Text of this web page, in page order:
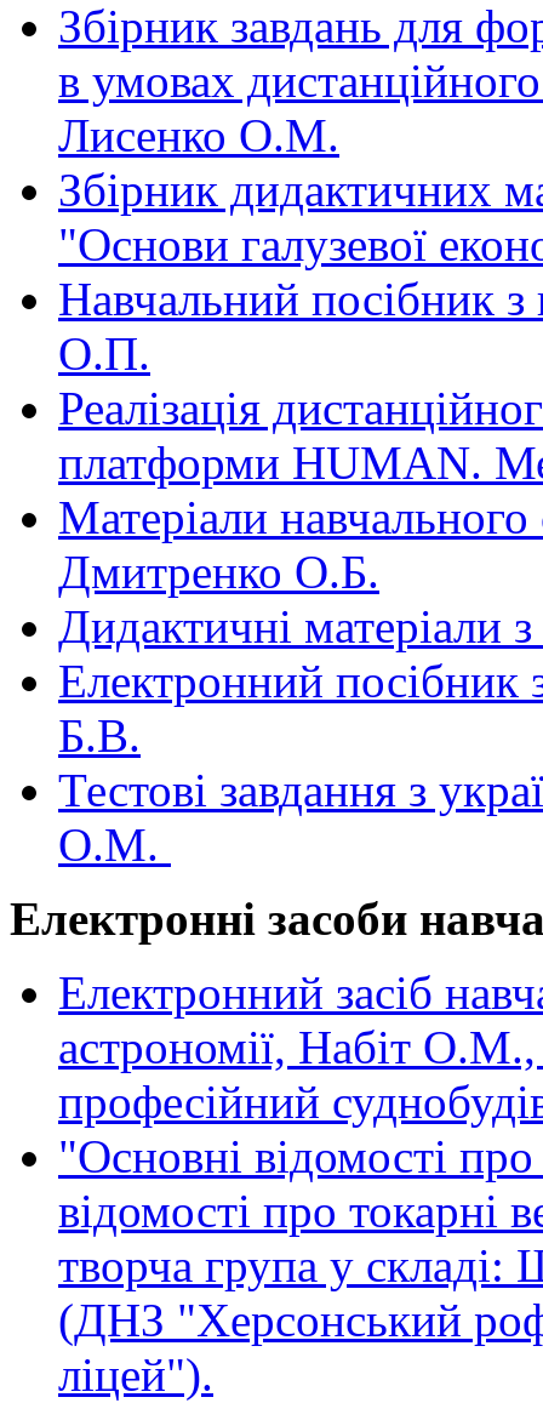
Збірник завдань для
в умовах
Лисенко О.М.
Збірник дидактичних
"Основи галузевої
Навчальний посібник
О.П.
Реалізація
платформи HUMAN.
Матеріали
Дмитренко О.Б.
Дидактичні матеріали з
Електронний посібник
Б.В.
Тестові завдання з
О.М.
Електронні засоби
Електронний засіб
астрономії, Набіт О.М.,
професійний
"Основні відомості
відомості про токарні
творча група у
(ДНЗ "Херсонський
ліцей").